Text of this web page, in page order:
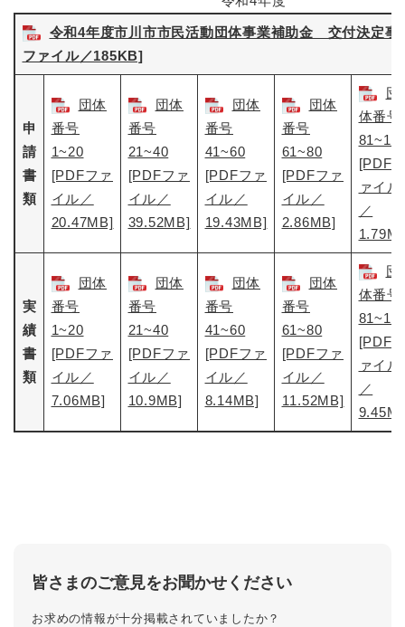
令和4年度市川市市民活動団体事業補助金 交付決定事
ファイル／185KB]
申
請
書
類
団体
番号
1~20
[PDFファ
イル／
20.47MB]
団体
番号
21~40
[PDFファ
イル／
39.52MB]
団体
番号
41~60
[PDFファ
イル／
19.43MB]
団体
番号
61~80
[PDFファ
イル／
2.86MB]
団
体番号
[PDF
ァイル
／
実
績
書
類
団体
番号
1~20
[PDFファ
イル／
7.06MB]
団体
番号
21~40
[PDFファ
イル／
10.9MB]
団体
番号
41~60
[PDFファ
イル／
8.14MB]
団体
番号
61~80
[PDFファ
イル／
11.52MB]
団
体番号
[PDF
ァイル
／
皆さまのご意見をお聞かせください
お求めの情報が十分掲載されていましたか？